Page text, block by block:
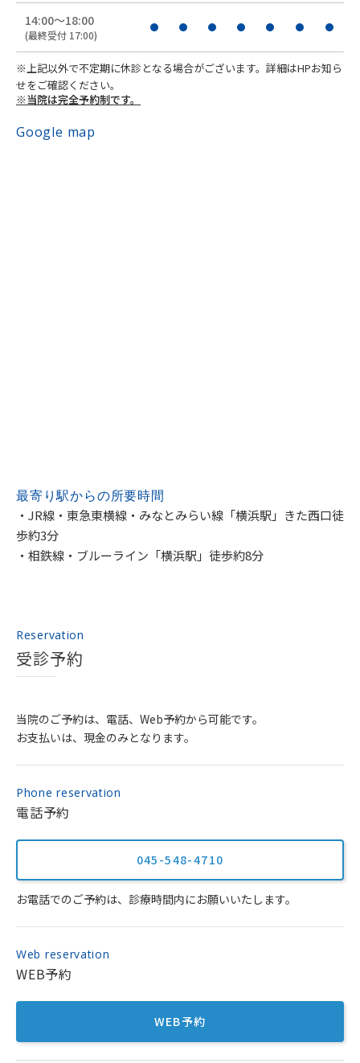
14:00〜18:00
(最終受付 17:00)
※上記以外で不定期に休診となる場合がございます。詳細はHPお知ら
せをご確認ください。
※当院は完全予約制です。
Google map
最寄り駅からの所要時間
・JR線・東急東横線・みなとみらい線「横浜駅」きた西口徒
歩約3分
・相鉄線・ブルーライン「横浜駅」徒歩約8分
Reservation
受診予約
当院のご予約は、電話、Web予約から可能です。
お支払いは、現金のみとなります。
Phone reservation
電話予約
045-548-4710
お電話でのご予約は、診療時間内にお願いいたします。
Web reservation
WEB予約
WEB予約